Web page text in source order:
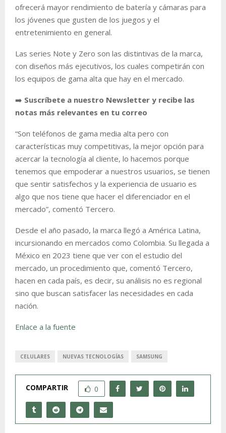
ofrecerá mayor rendimiento de batería y cámaras para
los jóvenes que gusten de los juegos y el
entretenimiento en general.
Las series Note y Zero son las distintivas de la marca,
con diseños más ejecutivos, los cuales competirán con
los equipos de gama alta que hay en el mercado.
➡️ Suscríbete a nuestro Newsletter y recibe las
notas más relevantes en tu correo
“Son teléfonos de gama media alta pero con
características muy competitivas, la mejor opción para
acercar la tecnología al cliente, lo hacemos porque
tenemos que empoderar a nuestros usuarios, se tienen
que sentir satisfechos y la experiencia de usuario es
algo que nos tiene que hacer el diferenciador en el
mercado”, comentó Tercero.
Desde el año pasado, la marca llegó a América Latina,
incursionando en mercados como Colombia. Su llegada a
México en 2023 tiene que ver con el estudio del
mercado, un procedimiento que, comentó Tercero,
hacen en cada país, es decir, su análisis no es regional
sino que buscan satisfacer las necesidades en cada
nación.
Enlace a la fuente
CELULARES NUEVAS TECNOLOGÍAS SAMSUNG
COMPARTIR 0